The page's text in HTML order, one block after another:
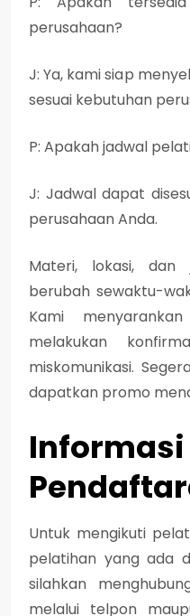
perusahaan?
J: Ya, kami siap
sesuai kebutuhan
P: Apakah jadwal
J: Jadwal dapat
perusahaan Anda.
Materi, lokasi, dan
berubah sewaktu-
Kami
melakukan
miskomunikasi.
dapatkan promo
Informasi
Untuk mengikuti
pelatihan yang ada
silahkan
melalui telpon